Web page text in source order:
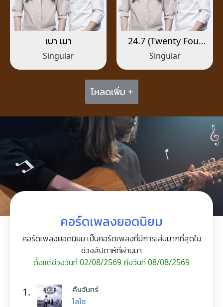
เบา เบา
Singular
24.7 (Twenty Four
Seven)
Singular
โหลดเพิ่ม +
คอร์ดเพลงยอดนิยม
คอร์ดเพลงยอดนิยม เป็นคอร์ดเพลงที่มีการเล่นมากที่สุดใน
ช่วงสัปดาห์ที่ผ่านมา
ตั้งแต่ช่วงวันที่ 02/08/2569 ถึงวันที่ 08/08/2569
1. คืนจันทร์
โลโซ